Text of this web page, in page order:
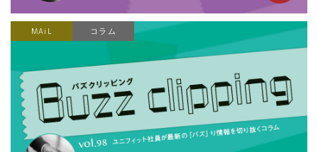
MAiL コラム